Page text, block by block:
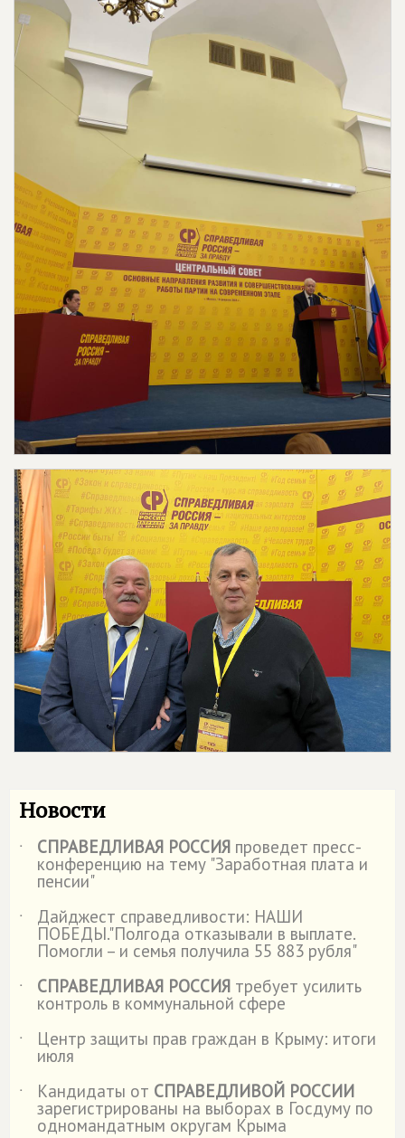
Новости
˙ СПРАВЕДЛИВАЯ РОССИЯ проведет пресс-
конференцию на тему "Заработная плата и
пенсии"
˙
Дайджест справедливости: НАШИ
ПОБЕДЫ."Полгода отказывали в выплате.
Помогли – и семья получила 55 883 рубля"
˙
СПРАВЕДЛИВАЯ РОССИЯ требует усилить
контроль в коммунальной сфере
˙
Центр защиты прав граждан в Крыму: итоги
июля
˙
Кандидаты от СПРАВЕДЛИВОЙ РОССИИ
зарегистрированы на выборах в Госдуму по
одномандатным округам Крыма